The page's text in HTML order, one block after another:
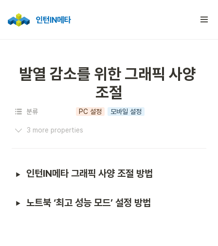
발열 감소를 위한 그래픽 사양
조절
분류 PC 설정 모바일 설정
3 more properties
인턴IN메타 그래픽 사양 조절 방법
노트북 ‘최고 성능 모드’ 설정 방법